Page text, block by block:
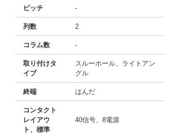
ピッチ -
列数 2
コラム数 -
取り付けタ
イプ
スルーホール、ライトアン
グル
終端 はんだ
コンタクト
レイアウ
ト、標準
40信号、8電源